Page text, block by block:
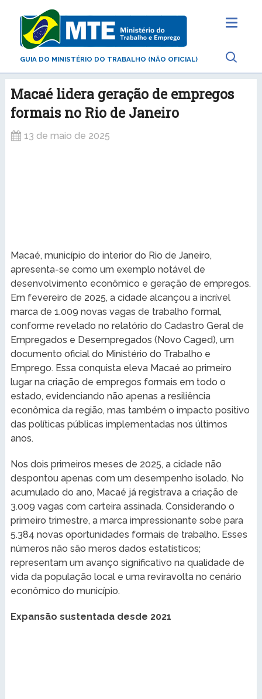
GUIA DO MINISTÉRIO DO TRABALHO (NÃO OFICIAL)
Macaé lidera geração de empregos
formais no Rio de Janeiro
13 de maio de 2025
Macaé, município do interior do Rio de Janeiro,
apresenta-se como um exemplo notável de
desenvolvimento econômico e geração de empregos.
Em fevereiro de 2025, a cidade alcançou a incrível
marca de 1.009 novas vagas de trabalho formal,
conforme revelado no relatório do Cadastro Geral de
Empregados e Desempregados (Novo Caged), um
documento oficial do Ministério do Trabalho e
Emprego. Essa conquista eleva Macaé ao primeiro
lugar na criação de empregos formais em todo o
estado, evidenciando não apenas a resiliência
econômica da região, mas também o impacto positivo
das políticas públicas implementadas nos últimos
anos.
Nos dois primeiros meses de 2025, a cidade não
despontou apenas com um desempenho isolado. No
acumulado do ano, Macaé já registrava a criação de
3.009 vagas com carteira assinada. Considerando o
primeiro trimestre, a marca impressionante sobe para
5.384 novas oportunidades formais de trabalho. Esses
números não são meros dados estatísticos;
representam um avanço significativo na qualidade de
vida da população local e uma reviravolta no cenário
econômico do município.
Expansão sustentada desde 2021